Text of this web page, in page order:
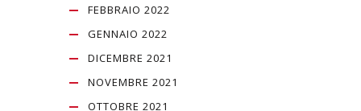
FEBBRAIO 2022
GENNAIO 2022
DICEMBRE 2021
NOVEMBRE 2021
OTTOBRE 2021